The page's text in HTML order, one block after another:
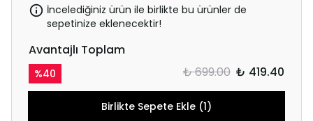
İncelediğiniz ürün ile birlikte bu ürünler de
sepetinize eklenecektir!
Avantajlı Toplam
%40 ₺ 699.00 ₺ 419.40
Birlikte Sepete Ekle (1)